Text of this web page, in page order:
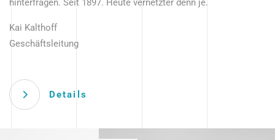
Kai Kalthoff
Geschäftsleitung
Details